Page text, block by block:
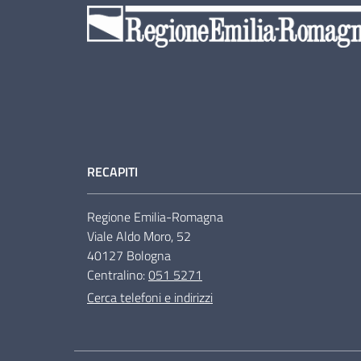
RECAPITI
Regione Emilia-Romagna
Viale Aldo Moro, 52
40127 Bologna
Centralino:051 5271
Cerca telefoni e indirizzi